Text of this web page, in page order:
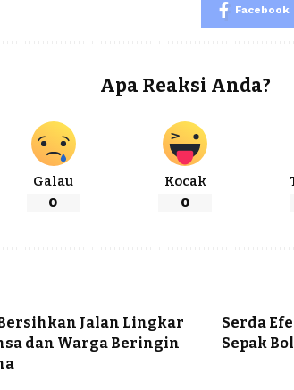
Facebook
Apa Reaksi Anda?
Galau
0
Kocak
0
Jalan Lingkar
dan Warga Beringin
Serda
Sepak